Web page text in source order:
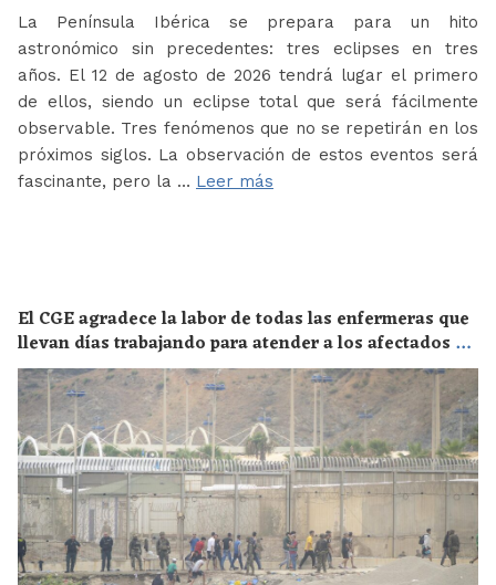
La Península Ibérica se prepara para un hito
astronómico sin precedentes: tres eclipses en tres
años. El 12 de agosto de 2026 tendrá lugar el primero
de ellos, siendo un eclipse total que será fácilmente
observable. Tres fenómenos que no se repetirán en los
próximos siglos. La observación de estos eventos será
fascinante, pero la … Leer más
El CGE agradece la labor de todas las enfermeras que
llevan días trabajando para atender a los afectados de
la crisis migratoria de Ceuta